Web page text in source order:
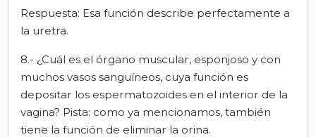
Respuesta: Esa función describe perfectamente a
la uretra.
8.- ¿Cuál es el órgano muscular, esponjoso y con
muchos vasos sanguíneos, cuya función es
depositar los espermatozoides en el interior de la
vagina? Pista: como ya mencionamos, también
tiene la función de eliminar la orina.